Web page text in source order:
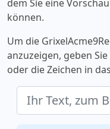
dem Sie eine
können.
Um die
anzuzeigen, geben
oder die Zeichen in